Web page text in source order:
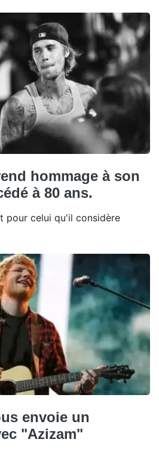
hommage à son
à 80 ans.
pour celui qu'il considère
envoie un
"Azizam"